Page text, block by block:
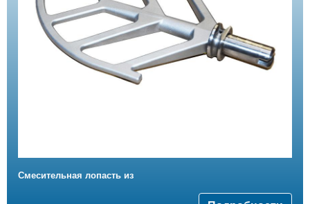
Смесительная лопасть из